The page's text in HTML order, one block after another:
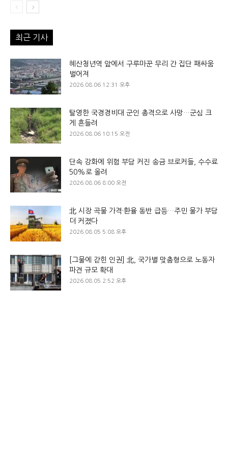
최근 기사
혜산청년역 앞에서 구루마꾼 무리 간 집단 패싸움
벌어져
2026.08.06 12:31 오후
탈영한 국경경비대 군인 총격으로 사망…군심 크
게 흔들려
2026.08.06 10:15 오전
단속 강화에 위험 부담 커진 송금 브로커들, 수수료
50%로 올려
2026.08.06 8:00 오전
北 시장 곡물 가격·환율 동반 급등…주민 물가 부담
더 커졌다
2026.08.05 5:08 오후
[그물에 갇힌 인권] 北, 국가별 맞춤형으로 노동자
파견 규모 확대
2026.08.05 2:52 오후